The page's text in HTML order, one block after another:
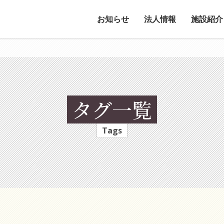
お知らせ 法人情報 施設紹介
タグ一覧
Tags